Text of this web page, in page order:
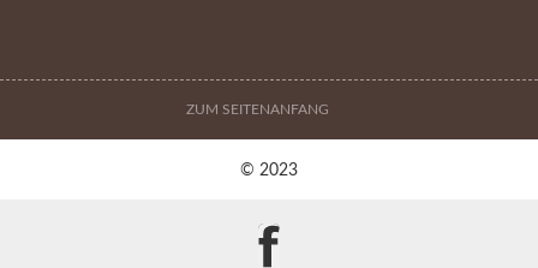
ZUM SEITENANFANG
© 2023